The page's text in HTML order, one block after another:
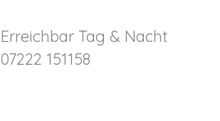
Erreichbar Tag & Nacht
07222 151158